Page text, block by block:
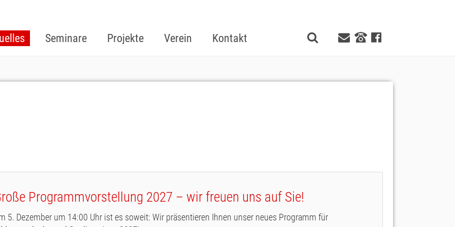
Seminare Projekte Verein Kontakt
Programmvorstellung 2027 – wir freuen uns auf Sie!
5. Dezember um 14:00 Uhr ist es soweit: Wir präsentieren Ihnen unser neues Programm für